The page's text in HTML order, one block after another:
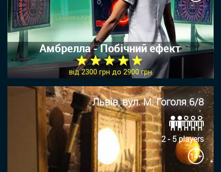
Амбрелла - Побічний ефект
★ ★ ★ ★ ★
від 2300 грн до 2900 грн
Львів, вул. М. Гоголя 6/8
2 - 5 players
14+